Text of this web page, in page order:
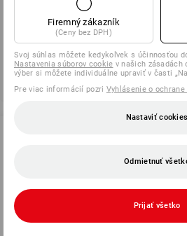
0232 441
Firemný zákazník
(Ceny bez DPH)
Svoj súhlas môžete kedykoľvek s účinnosťou
Nastavenia súborov cookie v našich zásadách
výber si môžete individuálne upraviť v časti
Pre viac informácií pozri Vyhlásenie o ochrane
Nastaviť cookies
Odmietnuť
Prijať všetko